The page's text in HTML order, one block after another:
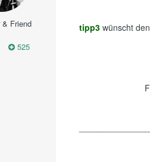
& Friend
525
tipp3wünscht